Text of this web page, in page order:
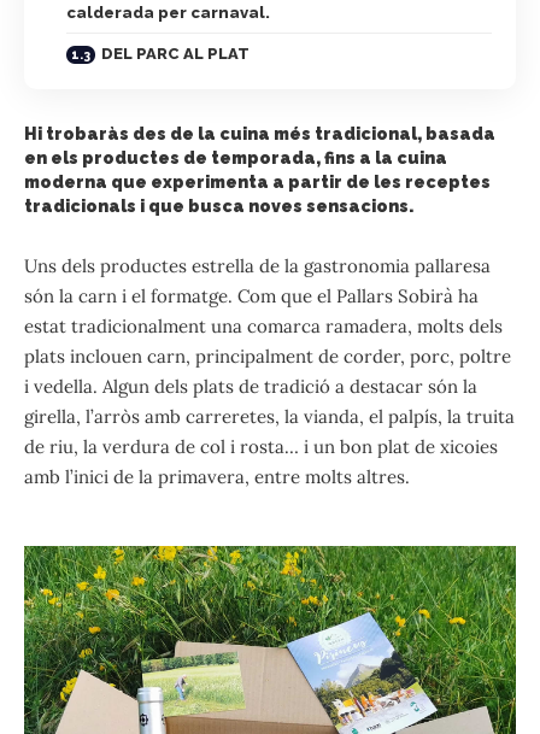
calderada per carnaval.
DEL PARC AL PLAT
Hi trobaràs des de la cuina més tradicional, basada
en els productes de temporada, fins a la cuina
moderna que experimenta a partir de les receptes
tradicionals i que busca noves sensacions.
Uns dels productes estrella de la gastronomia pallaresa
són la carn i el formatge. Com que el Pallars Sobirà ha
estat tradicionalment una comarca ramadera, molts dels
plats inclouen carn, principalment de corder, porc, poltre
i vedella. Algun dels plats de tradició a destacar són la
girella, l’arròs amb carreretes, la vianda, el palpís, la truita
de riu, la verdura de col i rosta… i un bon plat de xicoies
amb l’inici de la primavera, entre molts altres.